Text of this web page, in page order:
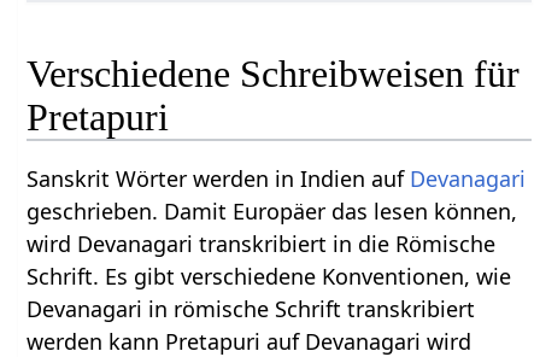
Verschiedene Schreibweisen für
Pretapuri
Sanskrit Wörter werden in Indien auf Devanagari
geschrieben. Damit Europäer das lesen können,
wird Devanagari transkribiert in die Römische
Schrift. Es gibt verschiedene Konventionen, wie
Devanagari in römische Schrift transkribiert
werden kann Pretapuri auf Devanagari wird